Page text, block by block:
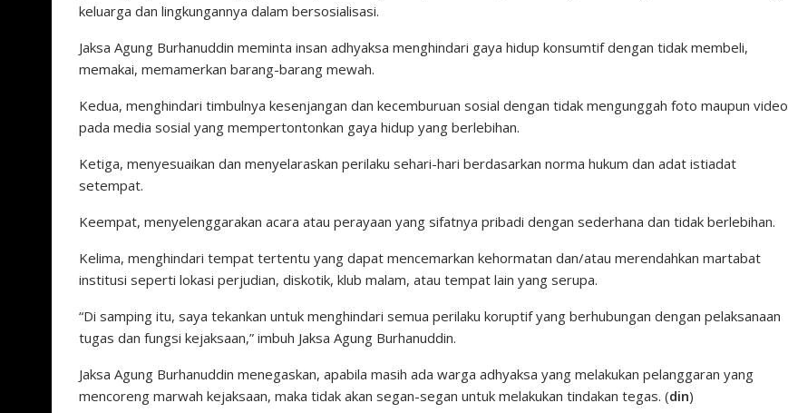
keluarga dan lingkungannya dalam bersosialisasi.
Jaksa Agung Burhanuddin meminta insan adhyaksa menghindari gaya hidup konsumtif dengan tidak membeli,
memakai, memamerkan barang-barang mewah.
Kedua, menghindari timbulnya kesenjangan dan kecemburuan sosial dengan tidak mengunggah foto maupun video
pada media sosial yang mempertontonkan gaya hidup yang berlebihan.
Ketiga, menyesuaikan dan menyelaraskan perilaku sehari-hari berdasarkan norma hukum dan adat istiadat
setempat.
Keempat, menyelenggarakan acara atau perayaan yang sifatnya pribadi dengan sederhana dan tidak berlebihan.
Kelima, menghindari tempat tertentu yang dapat mencemarkan kehormatan dan/atau merendahkan martabat
institusi seperti lokasi perjudian, diskotik, klub malam, atau tempat lain yang serupa.
“Di samping itu, saya tekankan untuk menghindari semua perilaku koruptif yang berhubungan dengan pelaksanaan
tugas dan fungsi kejaksaan,” imbuh Jaksa Agung Burhanuddin.
Jaksa Agung Burhanuddin menegaskan, apabila masih ada warga adhyaksa yang melakukan pelanggaran yang
mencoreng marwah kejaksaan, maka tidak akan segan-segan untuk melakukan tindakan tegas. (din)